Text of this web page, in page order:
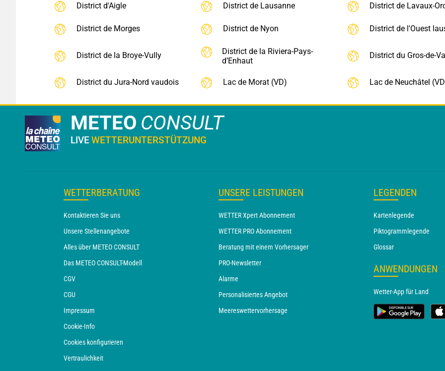
District d'Aigle District de Lausanne District de Lavaux-
District de Morges District de Nyon District de l'Ouest
District de la Broye-Vully
District de la Riviera-Pays-
d’Enhaut
District du Gros-de-
District du Jura-Nord vaudois Lac de Morat (VD) Lac de Neuchâtel
METEO CONSULT
LIVEWETTERUNTERSTÜTZUNG
WETTERBERATUNG
Kontaktieren Sie uns
Unsere Stellenangebote
Alles über METEO CONSULT
Das METEO CONSULT-Modell
CGV
CGU
Impressum
Cookie-Info
Cookies konfigurieren
Vertraulichkeit
UNSERE LEISTUNGEN
WETTER Xpert Abonnement
WETTER PRO Abonnement
Beratung mit einem Vorhersager
PRO-Newsletter
Alarme
Personalisiertes Angebot
Meereswettervorhersage
LEGENDEN
Kartenlegende
Piktogrammlegende
Glossar
ANWENDUNGEN
Wetter-App für Land